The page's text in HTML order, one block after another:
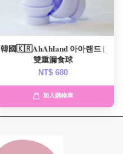
韓國🇰🇷AhAhland 아아랜드 |
雙重漏食球
NT$ 680
加入購物車